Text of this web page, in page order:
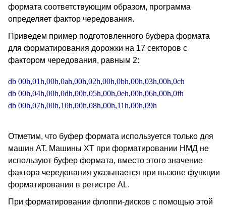
формата соответствующим образом, программа
определяет фактор чередования.
Приведем пример подготовленного буфера формата
для форматирования дорожки на 17 секторов с
фактором чередования, равным 2:
db 00h,01h,00h,0ah,00h,02h,00h,0bh,00h,03h,00h,0ch
db 00h,04h,00h,0dh,00h,05h,00h,0eh,00h,06h,00h,0fh
Отметим, что буфер формата используется только для
машин AT. Машины XT при форматировании НМД не
используют буфер формата, вместо этого значение
фактора чередования указывается при вызове функции
форматирования в регистре AL.
При форматировании флоппи-дисков с помощью этой